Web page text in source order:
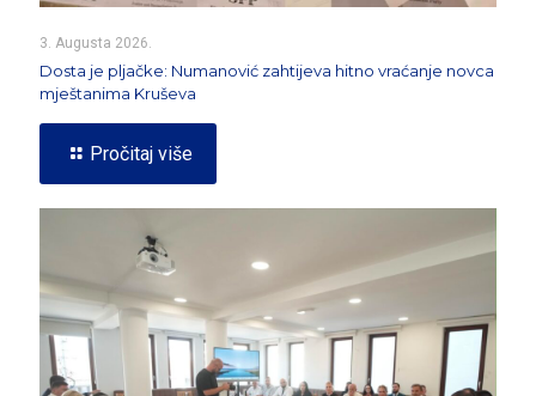
3. Augusta 2026.
Dosta je pljačke: Numanović zahtijeva hitno vraćanje novca
mještanima Kruševa
Pročitaj više